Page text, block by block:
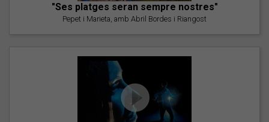
"Ses platges seran sempre nostres"
Pepet i Marieta, amb Abril Bordes i Riangost